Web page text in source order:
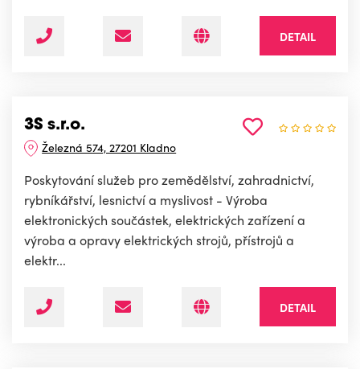
DETAIL
3S s.r.o.
Železná 574, 27201 Kladno
Poskytování služeb pro zemědělství, zahradnictví,
rybníkářství, lesnictví a myslivost - Výroba
elektronických součástek, elektrických zařízení a
výroba a opravy elektrických strojů, přístrojů a
elektr...
DETAIL